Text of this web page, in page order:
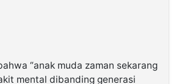
“anak muda zaman sekarang
mental dibanding generasi